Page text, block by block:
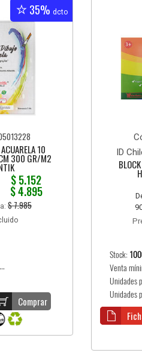
35% dcto
10
300 GR/M2
$ 5.152
$ 4.895
$ 7.985
Comprar
ID
Stock:
Venta
Unidades
Unidades